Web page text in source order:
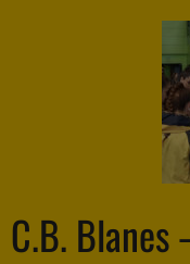
C.B.